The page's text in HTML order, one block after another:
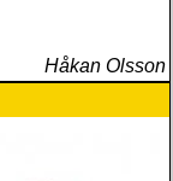
Håkan Olsson